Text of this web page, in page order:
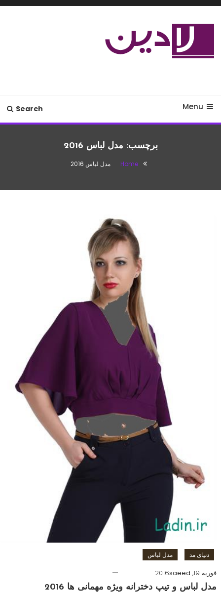
Skip
Menu
Search
برچسب: مدل لباس 2016
Home مدل لباس 2016
دنیای مد مدل لباس
فوریه 19, 2016
saeed
مدل لباس و تیپ دخترانه ویژه مهمانی ها 2016